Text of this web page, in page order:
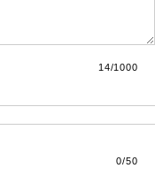
14/1000
0/50